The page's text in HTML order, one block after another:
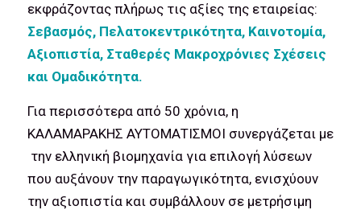
εκφράζοντας πλήρως τις αξίες της εταιρείας:
Σεβασμός, Πελατοκεντρικότητα, Καινοτομία,
Αξιοπιστία, Σταθερές Μακροχρόνιες Σχέσεις
και Ομαδικότητα.
Για περισσότερα από 50 χρόνια, η
ΚΑΛΑΜΑΡΑΚΗΣ ΑΥΤΟΜΑΤΙΣΜΟΙ συνεργάζεται με
την ελληνική βιομηχανία για επιλογή λύσεων
που αυξάνουν την παραγωγικότητα, ενισχύουν
την αξιοπιστία και συμβάλλουν σε μετρήσιμη